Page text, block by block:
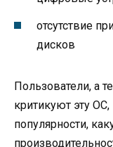
отсутствие
дисков
Пользователи, а
критикуют эту ОС,
популярности,